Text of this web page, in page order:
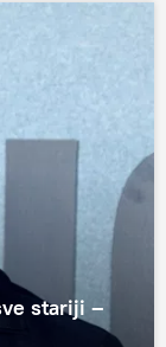
stariji –